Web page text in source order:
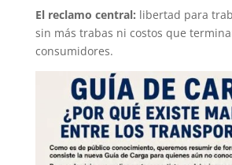
El reclamo central: libertad para
sin más trabas ni costos que
consumidores.